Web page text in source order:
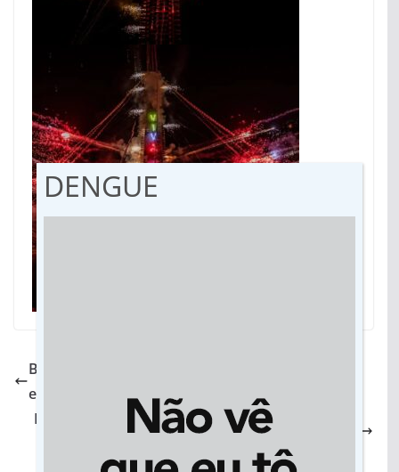
Bonito: Flib começa na quarta-feira com oficinas,
exposições, apresentações culturais e shows
Irrigação de fácil instalação e baixo custo é ideal
DENGUE